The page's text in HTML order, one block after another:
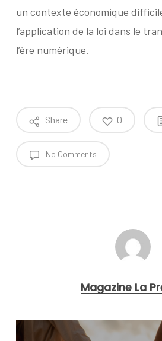
un contexte économique
l’application de la loi dans le
l’ère numérique.
Share 0
No Comments
Magazine La